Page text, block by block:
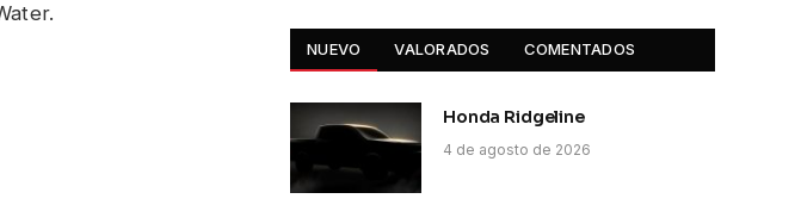
NUEVO VALORADOS COMENTADOS
Honda Ridgeline
4 de agosto de 2026